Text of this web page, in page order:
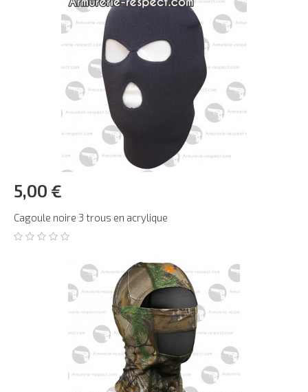
5,00 €
Cagoule noire 3 trous en acrylique